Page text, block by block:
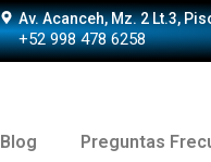
Av. Acanceh, Mz. 2 Lt.3,
+52 998 478 6258
Blog Preguntas